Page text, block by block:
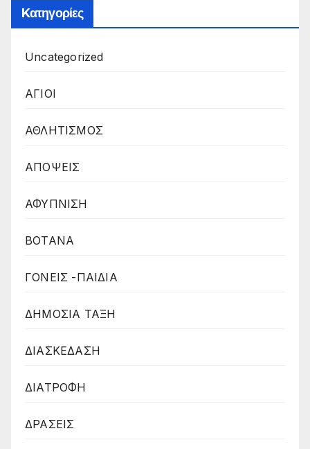
Kατηγορίες
Uncategorized
ΑΓΙΟΙ
ΑΘΛΗΤΙΣΜΟΣ
ΑΠΟΨΕΙΣ
ΑΦΥΠΝΙΣΗ
ΒΟΤΑΝΑ
ΓΟΝΕΙΣ -ΠΑΙΔΙΑ
ΔΗΜΟΣΙΑ ΤΑΞΗ
ΔΙΑΣΚΕΔΑΣΗ
ΔΙΑΤΡΟΦΗ
ΔΡΑΣΕΙΣ